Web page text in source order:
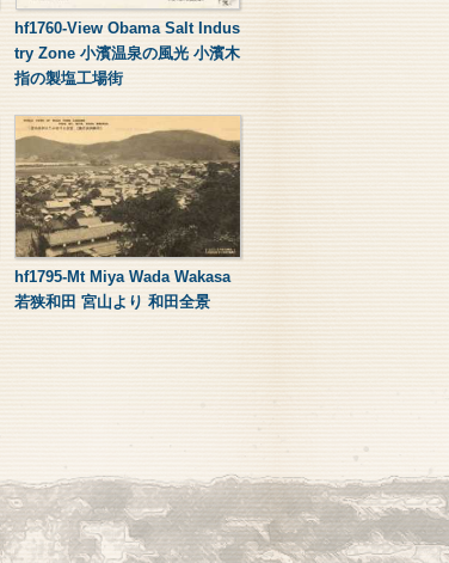
hf1760-View Obama Salt Indus
try Zone 小濱温泉の風光 小濱木
指の製塩工場街
hf1795-Mt Miya Wada Wakasa
若狭和田 宮山より 和田全景